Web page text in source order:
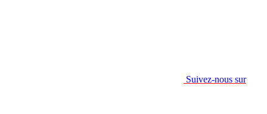
Suivez-nous sur